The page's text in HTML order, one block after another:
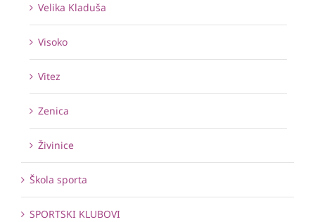
Velika Kladuša
Visoko
Vitez
Zenica
Živinice
Škola sporta
SPORTSKI KLUBOVI